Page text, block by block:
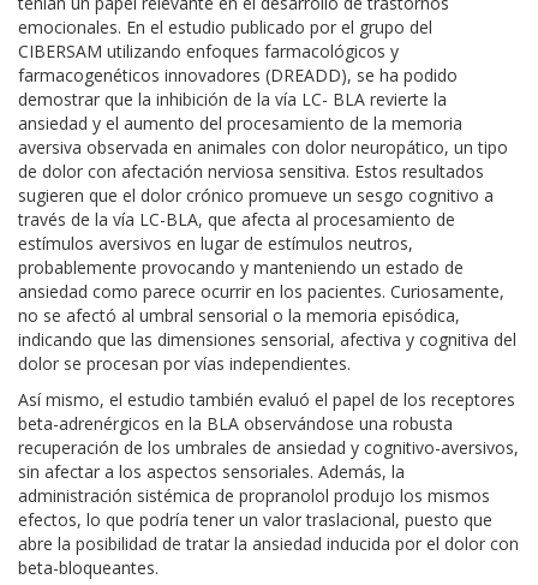
emocionales. En el estudio publicado por el grupo del
CIBERSAM utilizando enfoques farmacológicos y
farmacogenéticos innovadores (DREADD), se ha podido
demostrar que la inhibición de la vía LC- BLA revierte la
ansiedad y el aumento del procesamiento de la memoria
aversiva observada en animales con dolor neuropático, un tipo
de dolor con afectación nerviosa sensitiva. Estos resultados
sugieren que el dolor crónico promueve un sesgo cognitivo a
través de la vía LC-BLA, que afecta al procesamiento de
estímulos aversivos en lugar de estímulos neutros,
probablemente provocando y manteniendo un estado de
ansiedad como parece ocurrir en los pacientes. Curiosamente,
no se afectó al umbral sensorial o la memoria episódica,
indicando que las dimensiones sensorial, afectiva y cognitiva del
dolor se procesan por vías independientes.
Así mismo, el estudio también evaluó el papel de los receptores
beta-adrenérgicos en la BLA observándose una robusta
recuperación de los umbrales de ansiedad y cognitivo-aversivos,
sin afectar a los aspectos sensoriales. Además, la
administración sistémica de propranolol produjo los mismos
efectos, lo que podría tener un valor traslacional, puesto que
abre la posibilidad de tratar la ansiedad inducida por el dolor con
beta-bloqueantes.